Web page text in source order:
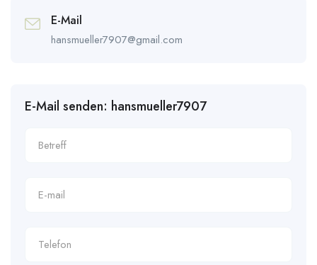
E-Mail
hansmueller7907@gmail.com
E-Mail senden: hansmueller7907